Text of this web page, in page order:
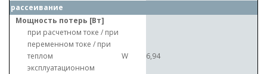
рассеивание
Мощность потерь [Вт]
при расчетном токе / при
переменном токе / при
теплом
эксплуатационном
W 6,94